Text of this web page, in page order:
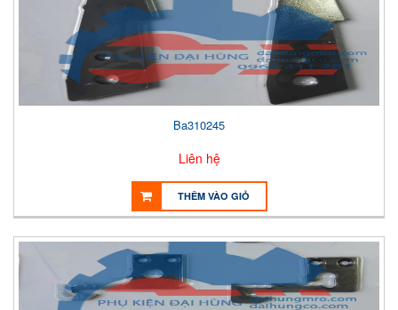
Ba310245
Liên hệ
THÊM VÀO GIỎ